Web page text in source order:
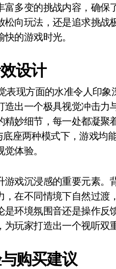
富多变的挑战内容，确
松向玩法，还是追求挑
的游戏时光。
设计
表现方面的水准令人印
造出一个极具视觉冲击
精妙细节，每一处都凝
座两种模式下，游戏均
体验。
游戏沉浸感的重要元素
，在不同情境下自然过
是环境氛围音还是操作
玩家打造出一个视听双
购买建议